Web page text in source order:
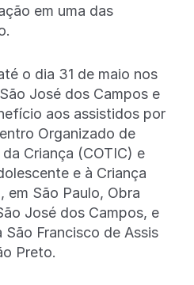
em uma das
o dia 31 de maio nos
José dos Campos e
aos assistidos por
Organizado de
Criança (COTIC) e
e à Criança
em São Paulo, Obra
José dos Campos, e
São Francisco de Assis
Preto.